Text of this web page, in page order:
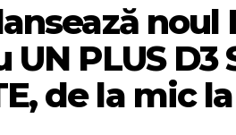
noul
UN PLUS D3
de la mic